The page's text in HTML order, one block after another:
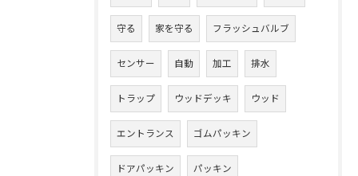
守る 家を守る フラッシュバルブ
センサー 自動 加工 排水
トラップ ウッドデッキ ウッド
エントランス ゴムパッキン
ドアパッキン パッキン